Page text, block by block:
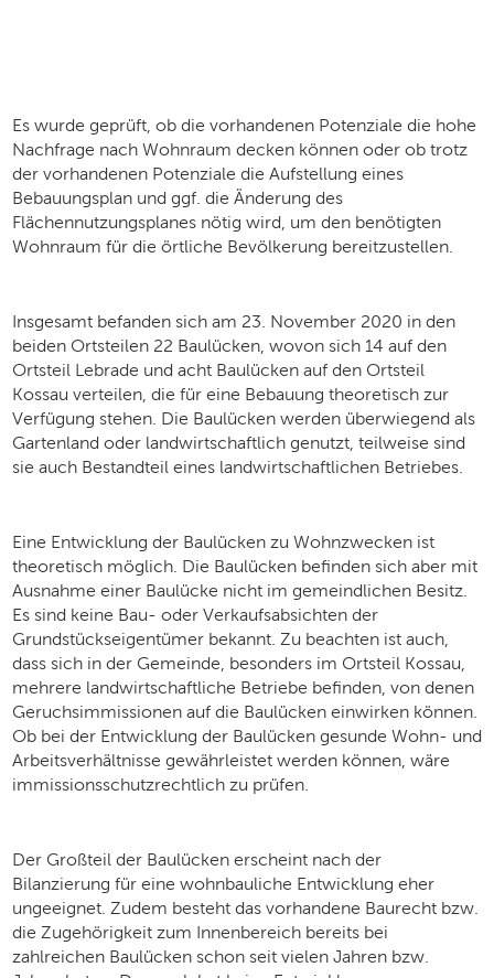
Es wurde geprüft, ob die vorhandenen Potenziale die hohe
Nachfrage nach Wohnraum decken können oder ob trotz
der vorhandenen Potenziale die Aufstellung eines
Bebauungsplan und ggf. die Änderung des
Flächennutzungsplanes nötig wird, um den benötigten
Wohnraum für die örtliche Bevölkerung bereitzustellen.
Insgesamt befanden sich am 23. November 2020 in den
beiden Ortsteilen 22 Baulücken, wovon sich 14 auf den
Ortsteil Lebrade und acht Baulücken auf den Ortsteil
Kossau verteilen, die für eine Bebauung theoretisch zur
Verfügung stehen. Die Baulücken werden überwiegend als
Gartenland oder landwirtschaftlich genutzt, teilweise sind
sie auch Bestandteil eines landwirtschaftlichen Betriebes.
Eine Entwicklung der Baulücken zu Wohnzwecken ist
theoretisch möglich. Die Baulücken befinden sich aber mit
Ausnahme einer Baulücke nicht im gemeindlichen Besitz.
Es sind keine Bau- oder Verkaufsabsichten der
Grundstückseigentümer bekannt. Zu beachten ist auch,
dass sich in der Gemeinde, besonders im Ortsteil Kossau,
mehrere landwirtschaftliche Betriebe befinden, von denen
Geruchsimmissionen auf die Baulücken einwirken können.
Ob bei der Entwicklung der Baulücken gesunde Wohn- und
Arbeitsverhältnisse gewährleistet werden können, wäre
immissionsschutzrechtlich zu prüfen.
Der Großteil der Baulücken erscheint nach der
Bilanzierung für eine wohnbauliche Entwicklung eher
ungeeignet. Zudem besteht das vorhandene Baurecht bzw.
die Zugehörigkeit zum Innenbereich bereits bei
zahlreichen Baulücken schon seit vielen Jahren bzw.